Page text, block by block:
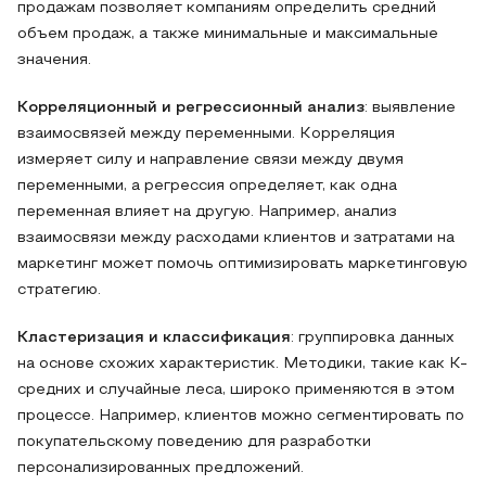
продажам позволяет компаниям определить средний
объем продаж, а также минимальные и максимальные
значения.
Корреляционный и регрессионный анализ: выявление
взаимосвязей между переменными. Корреляция
измеряет силу и направление связи между двумя
переменными, а регрессия определяет, как одна
переменная влияет на другую. Например, анализ
взаимосвязи между расходами клиентов и затратами на
маркетинг может помочь оптимизировать маркетинговую
стратегию.
Кластеризация и классификация: группировка данных
на основе схожих характеристик. Методики, такие как K-
средних и случайные леса, широко применяются в этом
процессе. Например, клиентов можно сегментировать по
покупательскому поведению для разработки
персонализированных предложений.